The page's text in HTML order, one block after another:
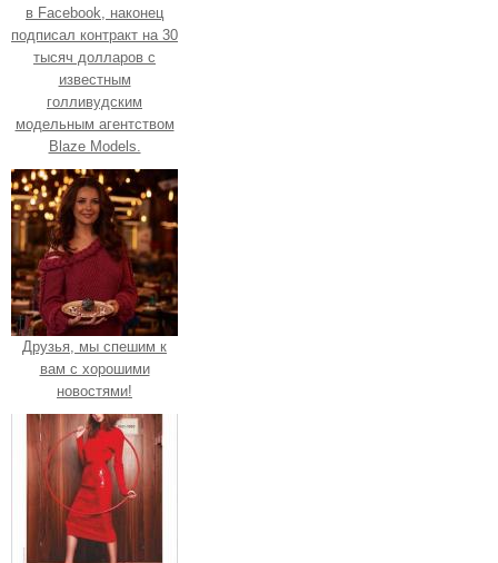
в Facebook, наконец
подписал контракт на 30
тысяч долларов с
известным
голливудским
модельным агентством
Blaze Models.
Друзья, мы спешим к
вам с хорошими
новостями!